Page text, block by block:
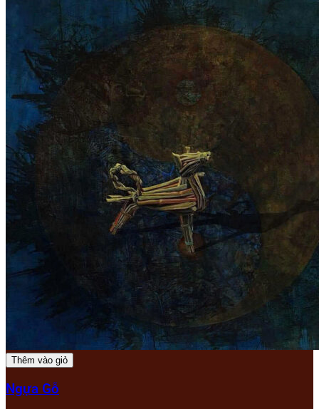
Thêm vào giỏ
Ngựa Gỗ